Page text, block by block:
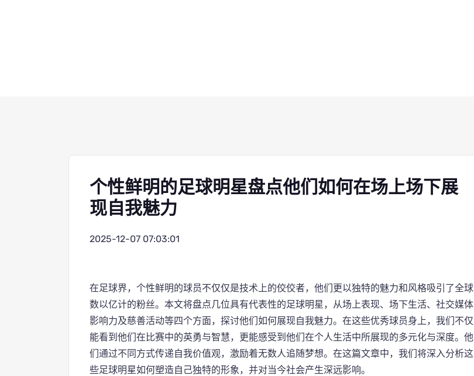
个性鲜明的足球明星盘点他们如何在场上场下展
现自我魅力
2025-12-07 07:03:01
在足球界，个性鲜明的球员不仅仅是技术上的佼佼者，他们更以独特的魅力和风格吸引了全球
数以亿计的粉丝。本文将盘点几位具有代表性的足球明星，从场上表现、场下生活、社交媒体
影响力及慈善活动等四个方面，探讨他们如何展现自我魅力。在这些优秀球员身上，我们不仅
能看到他们在比赛中的英勇与智慧，更能感受到他们在个人生活中所展现的多元化与深度。他
们通过不同方式传递自我价值观，激励着无数人追随梦想。在这篇文章中，我们将深入分析这
些足球明星如何塑造自己独特的形象，并对当今社会产生深远影响。